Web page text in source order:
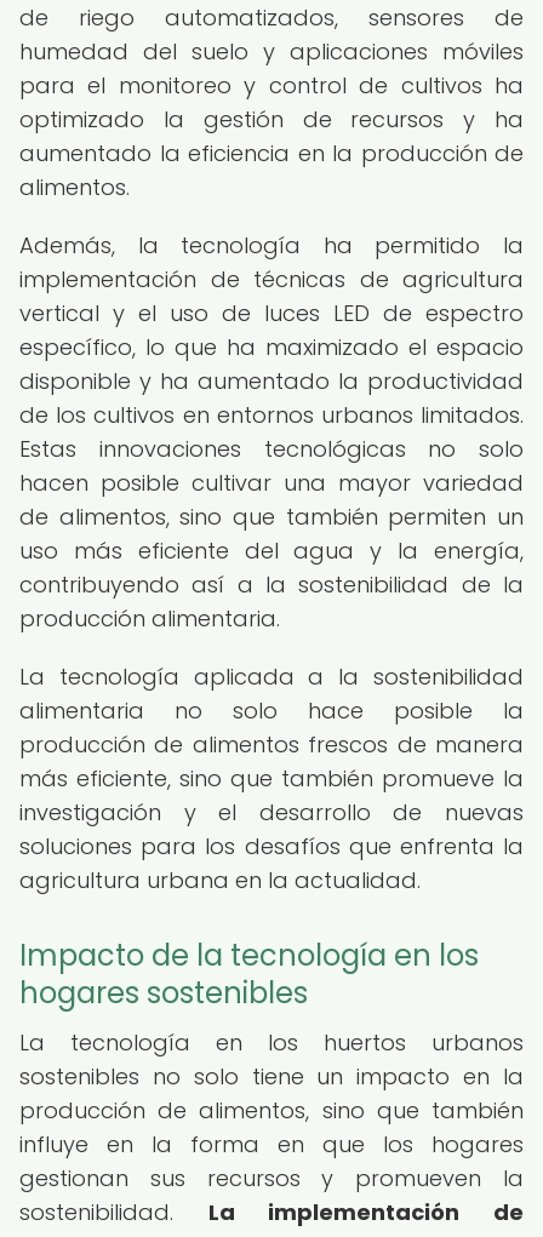
de riego automatizados, sensores de
humedad del suelo y aplicaciones móviles
para el monitoreo y control de cultivos ha
optimizado la gestión de recursos y ha
aumentado la eficiencia en la producción de
alimentos.
Además, la tecnología ha permitido la
implementación de técnicas de agricultura
vertical y el uso de luces LED de espectro
específico, lo que ha maximizado el espacio
disponible y ha aumentado la productividad
de los cultivos en entornos urbanos limitados.
Estas innovaciones tecnológicas no solo
hacen posible cultivar una mayor variedad
de alimentos, sino que también permiten un
uso más eficiente del agua y la energía,
contribuyendo así a la sostenibilidad de la
producción alimentaria.
La tecnología aplicada a la sostenibilidad
alimentaria no solo hace posible la
producción de alimentos frescos de manera
más eficiente, sino que también promueve la
investigación y el desarrollo de nuevas
soluciones para los desafíos que enfrenta la
agricultura urbana en la actualidad.
Impacto de la tecnología en los
hogares sostenibles
La tecnología en los huertos urbanos
sostenibles no solo tiene un impacto en la
producción de alimentos, sino que también
influye en la forma en que los hogares
gestionan sus recursos y promueven la
sostenibilidad. La implementación de